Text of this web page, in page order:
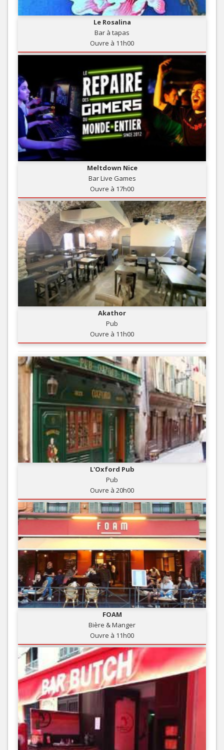
Le Rosalina
Bar à tapas
Ouvre à 11h00
Meltdown Nice
Bar Live Games
Ouvre à 17h00
Akathor
Pub
Ouvre à 11h00
L'Oxford Pub
Pub
Ouvre à 20h00
FOAM
Bière & Manger
Ouvre à 11h00